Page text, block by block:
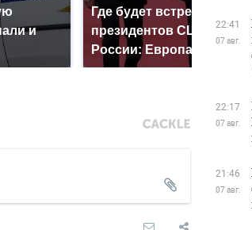
и
Где будет встреча
президентов США и
России: Европа?
22:41
07 авг.
22:17
07 авг.
21:46
07 авг.